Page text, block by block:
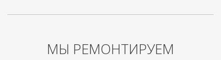
МЫ РЕМОНТИРУЕМ